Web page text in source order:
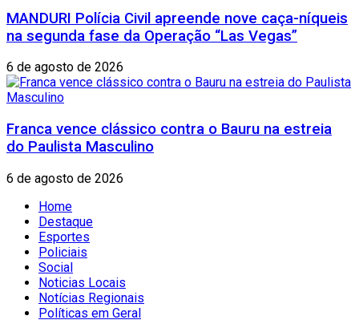
MANDURI Polícia Civil apreende nove caça-níqueis
na segunda fase da Operação “Las Vegas”
6 de agosto de 2026
Franca vence clássico contra o Bauru na estreia
do Paulista Masculino
6 de agosto de 2026
Home
Destaque
Esportes
Policiais
Social
Noticias Locais
Notícias Regionais
Políticas em Geral